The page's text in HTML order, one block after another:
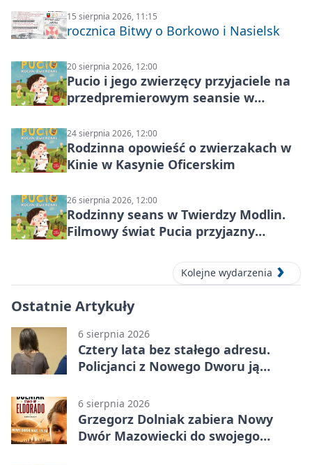
15 sierpnia 2026, 11:15
rocznica Bitwy o Borkowo i Nasielsk
20 sierpnia 2026, 12:00
Pucio i jego zwierzęcy przyjaciele na
przedpremierowym seansie w
24 sierpnia 2026, 12:00
Rodzinna opowieść o zwierzakach w
Kinie w Kasynie Oficerskim
26 sierpnia 2026, 12:00
Rodzinny seans w Twierdzy Modlin.
Filmowy świat Pucia przyjazny
Kolejne wydarzenia
Ostatnie Artykuły
6 sierpnia 2026
Cztery lata bez stałego adresu.
Policjanci z Nowego Dworu ją
6 sierpnia 2026
Grzegorz Dolniak zabiera Nowy
Dwór Mazowiecki do swojego